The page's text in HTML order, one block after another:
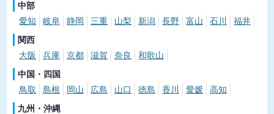
中部
愛知
岐阜 静岡 三重 山梨 新潟 長野 富山 石川
福井
関西
大阪
兵庫 京都 滋賀 奈良
和歌山
中国・四国
鳥取
島根 岡山 広島 山口 徳島 香川 愛媛
高知
九州・沖縄